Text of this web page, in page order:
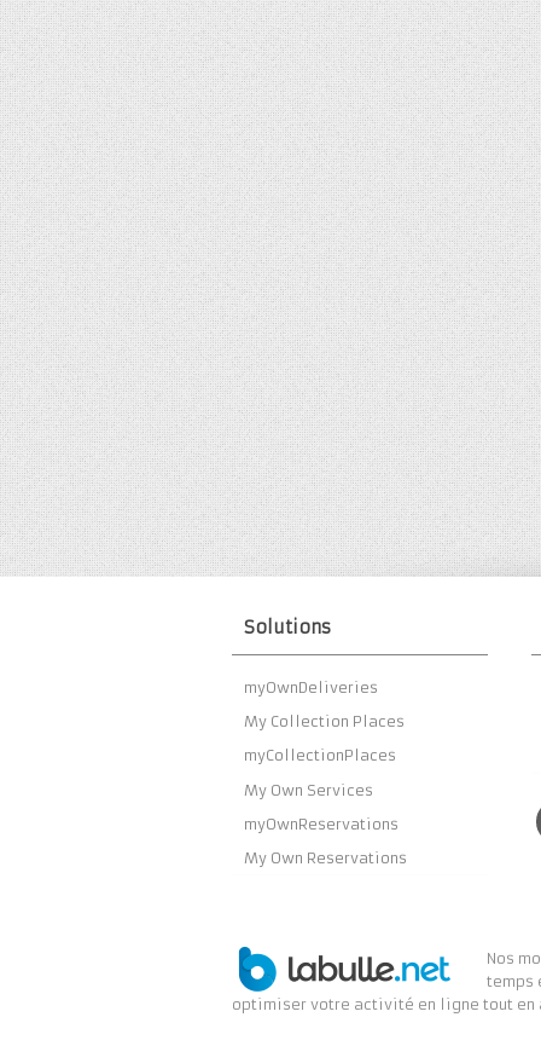
Solutions
myOwnDeliveries
My Collection Places
myCollectionPlaces
My Own Services
myOwnReservations
My Own Reservations
Nos
temps
optimiser votre activité en ligne tout en